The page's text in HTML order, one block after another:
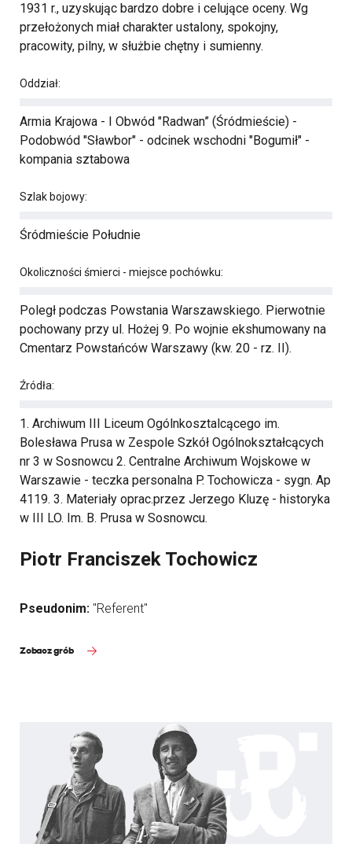
1931 r., uzyskując bardzo dobre i celujące oceny. Wg
przełożonych miał charakter ustalony, spokojny,
pracowity, pilny, w służbie chętny i sumienny.
Oddział:
Armia Krajowa - I Obwód "Radwan” (Śródmieście) -
Podobwód "Sławbor" - odcinek wschodni "Bogumił" -
kompania sztabowa
Szlak bojowy:
Śródmieście Południe
Okoliczności śmierci - miejsce pochówku:
Poległ podczas Powstania Warszawskiego. Pierwotnie
pochowany przy ul. Hożej 9. Po wojnie ekshumowany na
Cmentarz Powstańców Warszawy (kw. 20 - rz. II).
Źródła:
1. Archiwum III Liceum Ogólnkosztalcącego im.
Bolesława Prusa w Zespole Szkół Ogólnokształcących
nr 3 w Sosnowcu 2. Centralne Archiwum Wojskowe w
Warszawie - teczka personalna P. Tochowicza - sygn. Ap
4119. 3. Materiały oprac.przez Jerzego Kluzę - historyka
w III LO. Im. B. Prusa w Sosnowcu.
Piotr Franciszek Tochowicz
Pseudonim: "Referent"
Zobacz grób